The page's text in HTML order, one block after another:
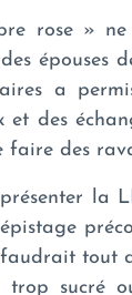
rose » ne
des épouses
a
et des
faire des
la
tout
trop sucré